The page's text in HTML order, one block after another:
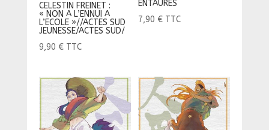
CELESTIN FREINET :
« NON A L’ENNUI A
L’ECOLE »//ACTES SUD
JEUNESSE/ACTES SUD/
9,90 € TTC
ENTAURES
7,90 € TTC